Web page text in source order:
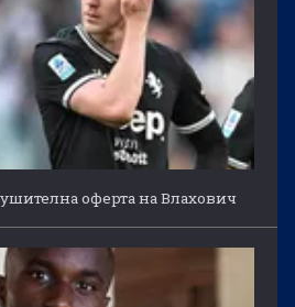
оферта на Влахович